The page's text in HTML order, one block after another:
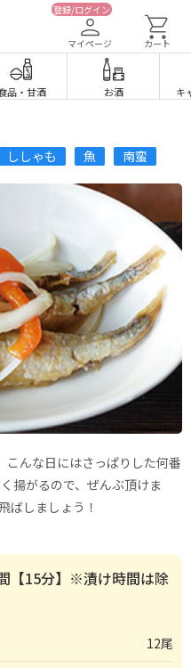
登録/ログイン
マイページ カート
品・ 甘酒 お酒 キ
ししゃも 魚 南蛮
んな日にはさっぱりした何番
揚がるので、ぜんぶ頂けま
ばしましょう！
【15分】※漬け時間は除
12尾